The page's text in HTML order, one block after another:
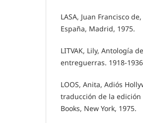
LASA, Juan Francisco
España, Madrid, 1975.
LITVAK, Lily, Antología
entreguerras. 1918-
LOOS, Anita, Adiós
traducción de la edición
Books, New York, 1975.